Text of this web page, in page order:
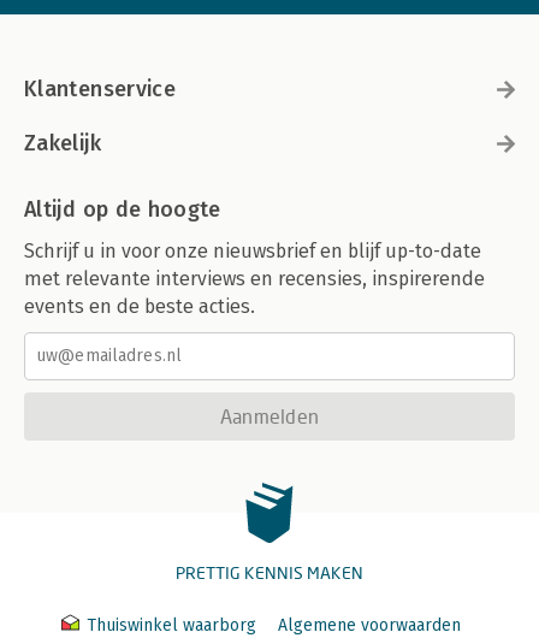
Klantenservice
Zakelijk
Altijd op de hoogte
Schrijf u in voor onze nieuwsbrief en blijf up-to-date
met relevante interviews en recensies, inspirerende
events en de beste acties.
Aanmelden
PRETTIG KENNIS MAKEN
Thuiswinkel waarborg Algemene voorwaarden